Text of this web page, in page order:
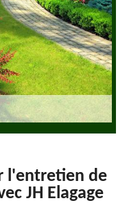
l'entretien de
JH Elagage